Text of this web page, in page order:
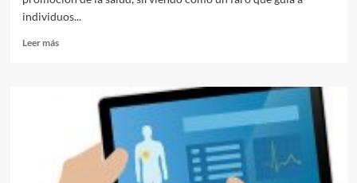
individuos...
Leer másLeer
Fortaleciendo
Comunidades
y